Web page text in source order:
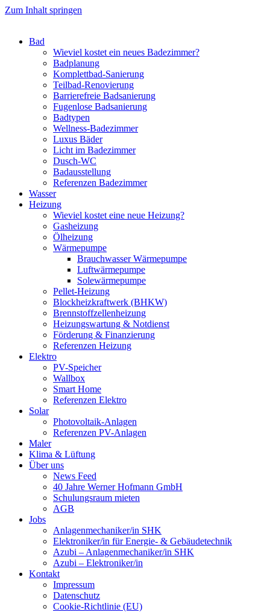
Zum Inhalt springen
Bad
Wieviel kostet ein neues Badezimmer?
Badplanung
Komplettbad-Sanierung
Teilbad-Renovierung
Barrierefreie Badsanierung
Fugenlose Badsanierung
Badtypen
Wellness-Badezimmer
Luxus Bäder
Licht im Badezimmer
Dusch-WC
Badausstellung
Referenzen Badezimmer
Wasser
Heizung
Wieviel kostet eine neue Heizung?
Gasheizung
Ölheizung
Wärmepumpe
Brauchwasser Wärmepumpe
Luftwärmepumpe
Solewärmepumpe
Pellet-Heizung
Blockheizkraftwerk (BHKW)
Brennstoffzellenheizung
Heizungswartung & Notdienst
Förderung & Finanzierung
Referenzen Heizung
Elektro
PV-Speicher
Wallbox
Smart Home
Referenzen Elektro
Solar
Photovoltaik-Anlagen
Referenzen PV-Anlagen
Maler
Klima & Lüftung
Über uns
News Feed
40 Jahre Werner Hofmann GmbH
Schulungsraum mieten
AGB
Jobs
Anlagenmechaniker/in SHK
Elektroniker/in für Energie- & Gebäudetechnik
Azubi – Anlagenmechaniker/in SHK
Azubi – Elektroniker/in
Kontakt
Impressum
Datenschutz
Cookie-Richtlinie (EU)